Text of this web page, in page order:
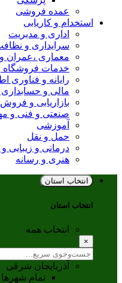
عمده فروشی
استخدام و کاریابی
اداری و مدیریت
سرایداری و
معماری ،عمران و
خدمات فروشگاه
رایانه و فناوری
مالی و
بازاریابی و فروش
صنعتی و فنی و
آموزشی
حمل و نقل
درمانی و زیبایی و
هنری و رسانه
انتخاب استان
انتخاب استان
انتخاب همه
×
آذربایجان شرقی
تمام شهر‌ها